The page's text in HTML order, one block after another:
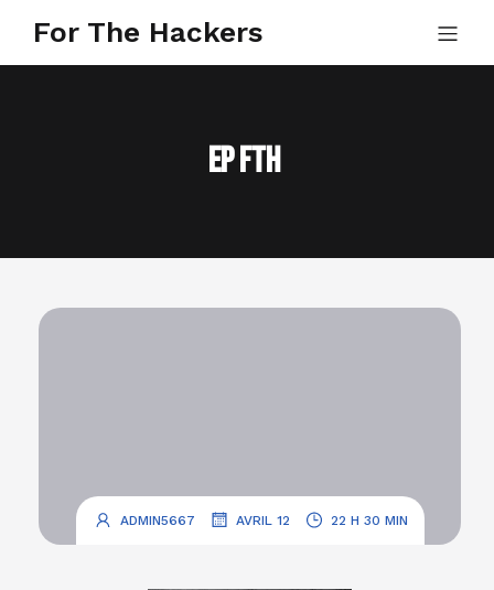
For The Hackers
EP Fth
ADMIN5667 AVRIL 12 22 H 30 MIN